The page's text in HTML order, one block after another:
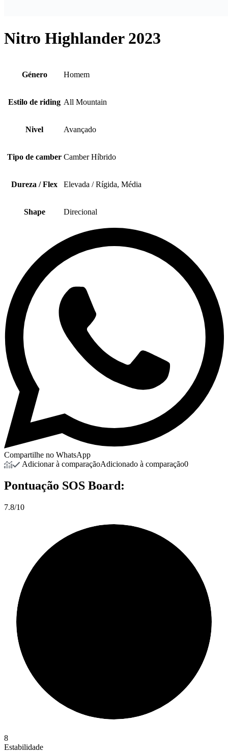
Nitro Highlander 2023
Género Homem
Estilo de riding All Mountain
Nivel Avançado
Tipo de camber Camber Híbrido
Dureza / Flex Elevada / Rígida, Média
Shape Direcional
Compartilhe no WhatsApp
Adicionar à comparaçãoAdicionado à comparação0
Pontuação SOS Board:
7.8/10
8
Estabilidade